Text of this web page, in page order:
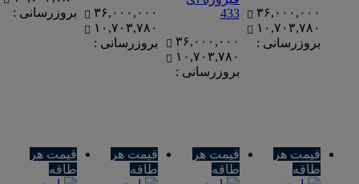
۳۶,۰۰۰,۰۰۰
۱۰,۷۰۳,۷۸۰
بروزرسانی :
433
۳۶,۰۰۰,۰۰۰
۱۰,۷۰۳,۷۸۰
بروزرسانی :
۳۶,۰۰۰,۰۰۰
۱۰,۷۰۳,۷۸۰
بروزرسانی :
بروزرسانی :
قیمت هر
طاقه
قیمت هر
طاقه
قیمت هر
طاقه
قیمت هر
طاقه